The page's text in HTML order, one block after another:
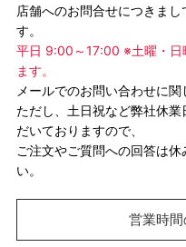
店舗へのお問合せにつきま
す。
平日 9:00～17:00 ※土曜・日
ます。
メールでのお問い合わせに
ただし、土日祝など弊社休
だいておりますので、
ご注文やご質問への回答は
い。
営業時